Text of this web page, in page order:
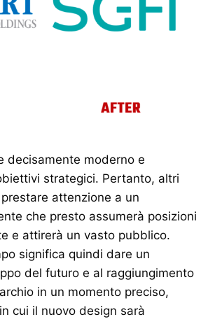
decisamente moderno e
strategici. Pertanto, altri
attenzione a un
che presto assumerà posizioni
e attirerà un vasto pubblico.
significa quindi dare un
del futuro e al raggiungimento
in un momento preciso,
cui il nuovo design sarà